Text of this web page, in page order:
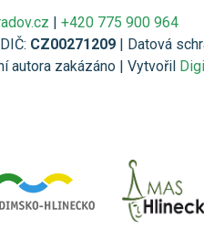
| +420 775 900 964
CZ00271209 | Datová
autora zakázáno | Vytvořil